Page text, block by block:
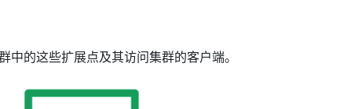
的这些扩展点及其访问集群的客户端。